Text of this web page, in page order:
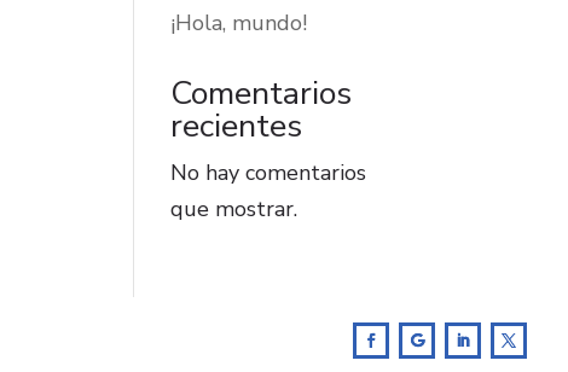
¡Hola, mundo!
Comentarios
recientes
No hay comentarios
que mostrar.